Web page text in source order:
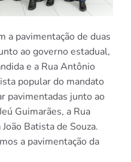
a pavimentação de duas
ao governo estadual,
e a Rua Antônio
popular do mandato
pavimentadas junto ao
Guimarães, a Rua
Batista de Souza.
a pavimentação da